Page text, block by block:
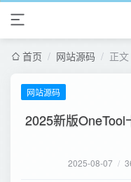
首页 / 网站源码 / 正文
网站源码
2025新版
2025-08-07 /